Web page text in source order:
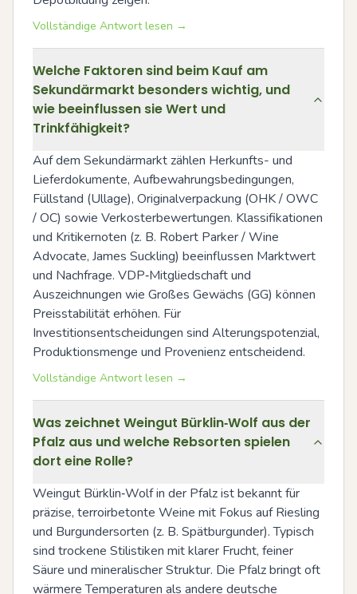
Vollständige Antwort lesen →
Welche Faktoren sind beim Kauf am
Sekundärmarkt besonders wichtig, und
wie beeinflussen sie Wert und
Trinkfähigkeit?
Auf dem Sekundärmarkt zählen Herkunfts- und
Lieferdokumente, Aufbewahrungsbedingungen,
Füllstand (Ullage), Originalverpackung (OHK / OWC
/ OC) sowie Verkosterbewertungen. Klassifikationen
und Kritikernoten (z. B. Robert Parker / Wine
Advocate, James Suckling) beeinflussen Marktwert
und Nachfrage. VDP‑Mitgliedschaft und
Auszeichnungen wie Großes Gewächs (GG) können
Preisstabilität erhöhen. Für
Investitionsentscheidungen sind Alterungspotenzial,
Produktionsmenge und Provenienz entscheidend.
Vollständige Antwort lesen →
Was zeichnet Weingut Bürklin‑Wolf aus der
Pfalz aus und welche Rebsorten spielen
dort eine Rolle?
Weingut Bürklin‑Wolf in der Pfalz ist bekannt für
präzise, terroirbetonte Weine mit Fokus auf Riesling
und Burgundersorten (z. B. Spätburgunder). Typisch
sind trockene Stilistiken mit klarer Frucht, feiner
Säure und mineralischer Struktur. Die Pfalz bringt oft
wärmere Temperaturen als andere deutsche